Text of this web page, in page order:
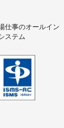
仕事のオールイン
ステム